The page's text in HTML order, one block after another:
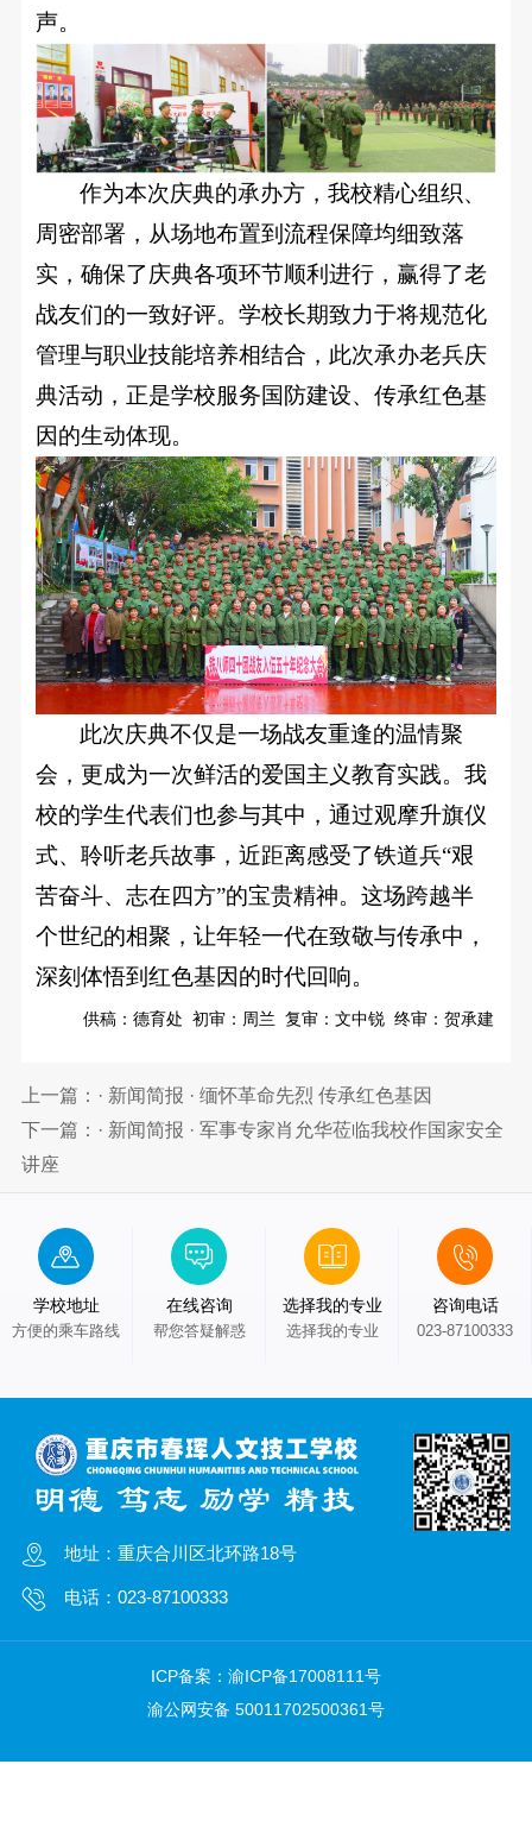
声。
作为本次庆典的承办方，我校精心组织、
周密部署，从场地布置到流程保障均细致落
实，确保了庆典各项环节顺利进行，赢得了老
战友们的一致好评。学校长期致力于将规范化
管理与职业技能培养相结合，此次承办老兵庆
典活动，正是学校服务国防建设、传承红色基
因的生动体现。
此次庆典不仅是一场战友重逢的温情聚
会，更成为一次鲜活的爱国主义教育实践。我
校的学生代表们也参与其中，通过观摩升旗仪
式、聆听老兵故事，近距离感受了铁道兵“艰
苦奋斗、志在四方”的宝贵精神。这场跨越半
个世纪的相聚，让年轻一代在致敬与传承中，
深刻体悟到红色基因的时代回响。
供稿：德育处 初审：周兰 复审：文中锐 终审：贺承建
上一篇：· 新闻简报 · 缅怀革命先烈 传承红色基因
下一篇：· 新闻简报 · 军事专家肖允华莅临我校作国家安全
讲座
学校地址
方便的乘车路线
在线咨询
帮您答疑解惑
选择我的专业
选择我的专业
咨询电话
023-87100333
地址：重庆合川区北环路18号
电话：023-87100333
ICP备案： 渝ICP备17008111号
渝公网安备 50011702500361号